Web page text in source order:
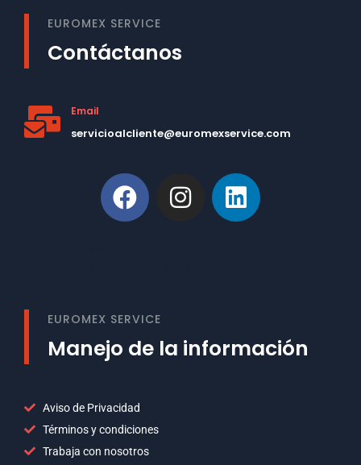
EUROMEX SERVICE
Contáctanos
Email
servicioalcliente@euromexservice.com
EUROMEX SERVICE
Manejo de la información
Aviso de Privacidad
Términos y condiciones
Trabaja con nosotros